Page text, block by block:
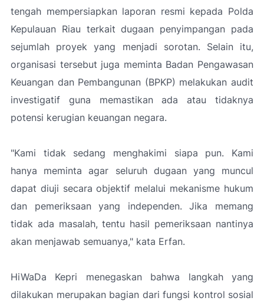
tengah mempersiapkan laporan resmi kepada Polda
Kepulauan Riau terkait dugaan penyimpangan pada
sejumlah proyek yang menjadi sorotan. Selain itu,
organisasi tersebut juga meminta Badan Pengawasan
Keuangan dan Pembangunan (BPKP) melakukan audit
investigatif guna memastikan ada atau tidaknya
potensi kerugian keuangan negara.
"Kami tidak sedang menghakimi siapa pun. Kami
hanya meminta agar seluruh dugaan yang muncul
dapat diuji secara objektif melalui mekanisme hukum
dan pemeriksaan yang independen. Jika memang
tidak ada masalah, tentu hasil pemeriksaan nantinya
akan menjawab semuanya," kata Erfan.
HiWaDa Kepri menegaskan bahwa langkah yang
dilakukan merupakan bagian dari fungsi kontrol sosial